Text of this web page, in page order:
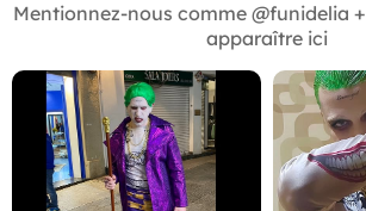
Mentionnez-nous comme @funidelia +
apparaître ici